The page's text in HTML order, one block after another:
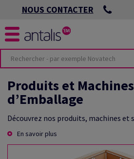
NOUS CONTACTER
Produits et Machines
d’Emballage
Découvrez nos produits, machines
En savoir plus